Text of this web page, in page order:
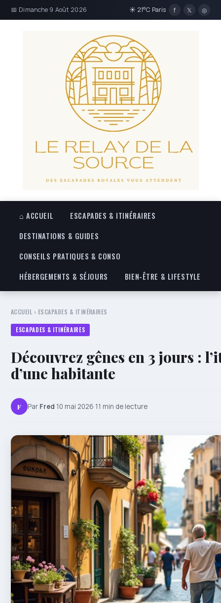
📅 Dimanche 9 Août 2026 ☀ 21°C Paris f 𝕏 ◎
⌂ ACCUEIL
ESCAPADES & ITINÉRAIRES
DESTINATIONS & GUIDES
CONSEILS PRATIQUES & CONSO
HÉBERGEMENTS & SÉJOURS
BIEN-ÊTRE & LIFESTYLE
ACCUEIL › ESCAPADES & ITINÉRAIRES
ESCAPADES & ITINÉRAIRES
Découvrez gênes en 3 jours :
d’une habitante
F Par Fred·10 mai 2026·11 min de lecture